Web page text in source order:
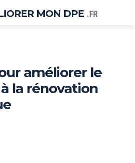
MON DPE .FR
améliorer le
la rénovation